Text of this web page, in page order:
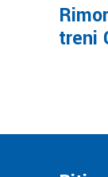
treni